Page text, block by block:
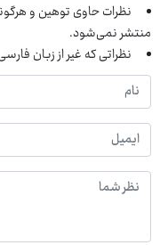
نظرات حاوی توهین و
منتشر نمی‌شود.
نظراتی که غیر از زبان